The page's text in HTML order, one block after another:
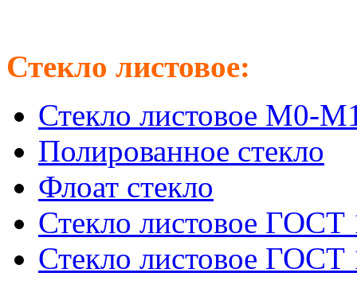
Стекло листовое:
Стекло листовое М0-
Полированное стекло
Флоат стекло
Стекло листовое ГОСТ
Стекло листовое ГОСТ